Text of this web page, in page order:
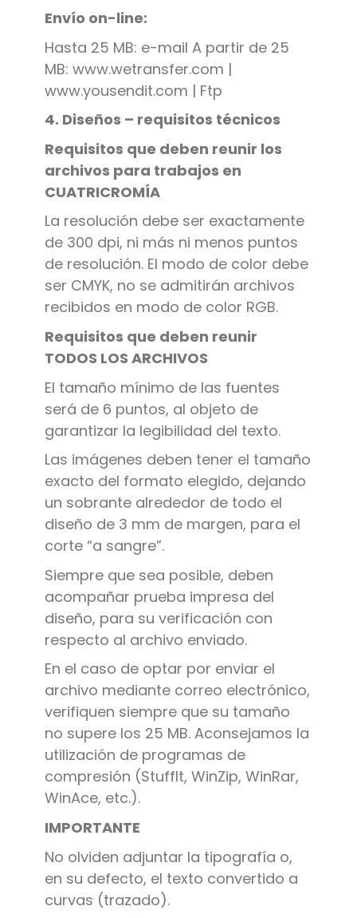
Envío on-line:
Hasta 25 MB: e-mail A partir de 25
MB: www.wetransfer.com |
www.yousendit.com | Ftp
4. Diseños – requisitos técnicos
Requisitos que deben reunir los
archivos para trabajos en
CUATRICROMÍA
La resolución debe ser exactamente
de 300 dpi, ni más ni menos puntos
de resolución. El modo de color debe
ser CMYK, no se admitirán archivos
recibidos en modo de color RGB.
Requisitos que deben reunir
TODOS LOS ARCHIVOS
El tamaño mínimo de las fuentes
será de 6 puntos, al objeto de
garantizar la legibilidad del texto.
Las imágenes deben tener el tamaño
exacto del formato elegido, dejando
un sobrante alrededor de todo el
diseño de 3 mm de margen, para el
corte “a sangre”.
Siempre que sea posible, deben
acompañar prueba impresa del
diseño, para su verificación con
respecto al archivo enviado.
En el caso de optar por enviar el
archivo mediante correo electrónico,
verifiquen siempre que su tamaño
no supere los 25 MB. Aconsejamos la
utilización de programas de
compresión (StuffIt, WinZip, WinRar,
WinAce, etc.).
IMPORTANTE
No olviden adjuntar la tipografía o,
en su defecto, el texto convertido a
curvas (trazado).